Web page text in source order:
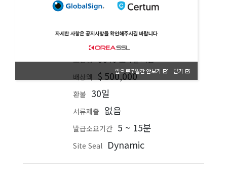
종류 와일드카드
재발급
호환성 99%모바일 지원
배상액 $ 500,000
환불 30일
서류제출 없음
발급소요기간 5 ~ 15분
Site Seal Dynamic
앞으로 7일간 안보기 닫기